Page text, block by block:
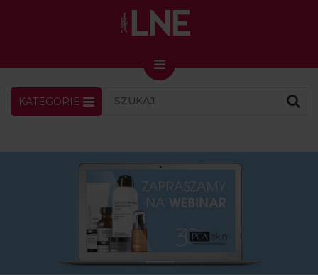
LNENEWS
KONGRES I TARGI
Skin Master w Warszawie
VIDEO
PODCAST
MAGAZYN
KATEGORIE